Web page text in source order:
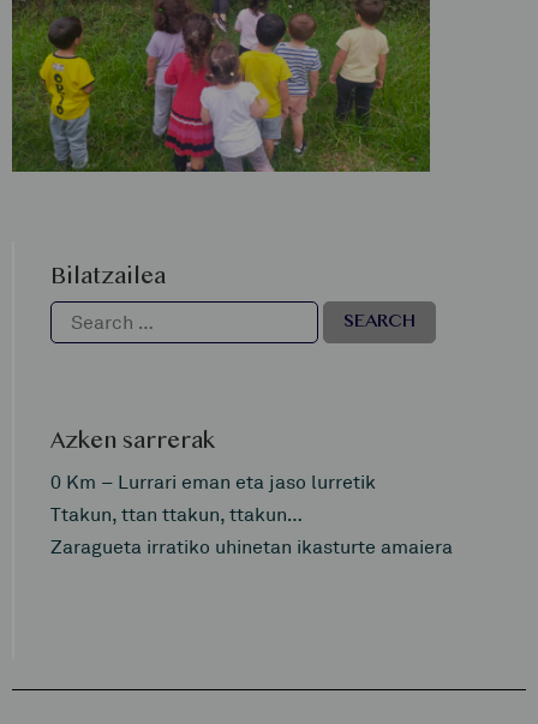
Bilatzailea
Azken sarrerak
0 Km – Lurrari eman eta jaso lurretik
Ttakun, ttan ttakun, ttakun…
Zaragueta irratiko uhinetan ikasturte amaiera